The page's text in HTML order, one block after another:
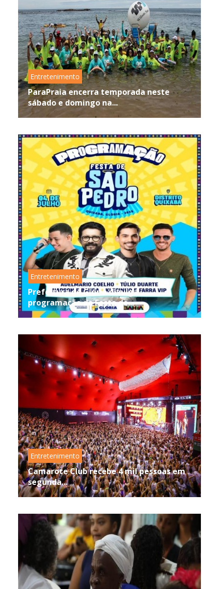
Entretenimento
ParaPraia encerra temporada neste
sábado e domingo na...
Entretenimento
Prefeitura de Glória divulga
programação da Festa de...
Entretenimento
Camarote Club recebe 4 mil pessoas em
segunda...